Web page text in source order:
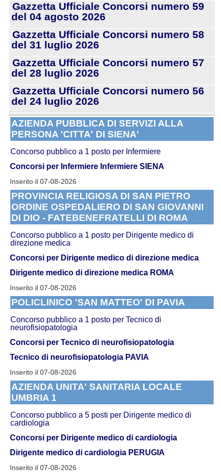
Gazzetta Ufficiale Concorsi numero 59
del 04 agosto 2026
Gazzetta Ufficiale Concorsi numero 58
del 31 luglio 2026
Gazzetta Ufficiale Concorsi numero 57
del 28 luglio 2026
Gazzetta Ufficiale Concorsi numero 56
del 24 luglio 2026
AZIENDA PUBBLICA DI SERVIZI ALLA
PERSONA 'CITTA' DI SIENA'
Concorso pubblico a 1 posto per Infermiere
Concorsi per Infermiere Infermiere SIENA
Inserito il 07-08-2026
PROVINCIA RELIGIOSA DI SAN PIETRO
ORDINE OSPEDALIERO DI SAN GIOVANNI
DI DIO - FATEBENEFRATELLI DI ROMA
Concorso pubblico a 1 posto per Dirigente medico di
direzione medica
Concorsi per Dirigente medico di direzione medica
Dirigente medico di direzione medica ROMA
Inserito il 07-08-2026
POLICLINICO 'SAN MATTEO' DI PAVIA
Concorso pubblico a 1 posto per Tecnico di
neurofisiopatologia
Concorsi per Tecnico di neurofisiopatologia
Tecnico di neurofisiopatologia PAVIA
Inserito il 07-08-2026
AZIENDA UNITA' SANITARIA LOCALE
UMBRIA 1
Concorso pubblico a 5 posti per Dirigente medico di
cardiologia
Concorsi per Dirigente medico di cardiologia
Dirigente medico di cardiologia PERUGIA
Inserito il 07-08-2026